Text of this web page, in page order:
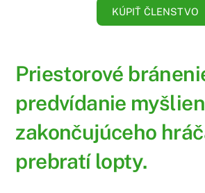
KÚPIŤ ČLENSTVO
Priestorové
predvídanie
zakončujúceho
prebratí lopty.